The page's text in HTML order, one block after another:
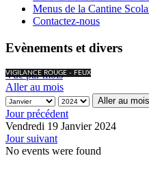
Menus de la Cantine
Contactez-nous
Evènements et divers
VIGILANCE ROUGE - FEUX
Vue par mois
Aller au mois
Aller au mois
Jour précédent
Vendredi 19 Janvier 2024
Jour suivant
No events were found